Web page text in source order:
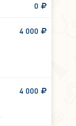
0
4 000
4 000